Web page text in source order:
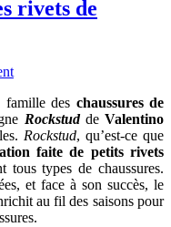
rivets de
famille des chaussures de
RockstuddeValentino
Rockstud, qu’est-ce que
faite de petits rivets
types de chaussures.
et face à son succès, le
au fil des saisons pour